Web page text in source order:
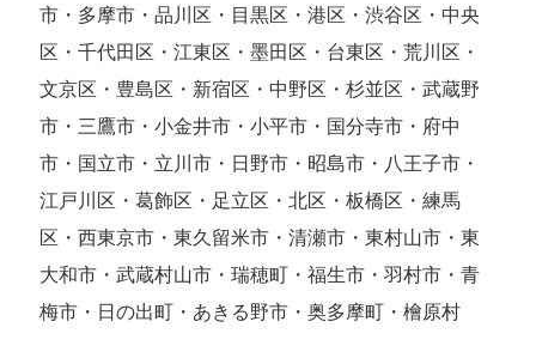
市・多摩市・品川区・目黒区・港区・渋谷区・中央
区・千代田区・江東区・墨田区・台東区・荒川区・
文京区・豊島区・新宿区・中野区・杉並区・武蔵野
市・三鷹市・小金井市・小平市・国分寺市・府中
市・国立市・立川市・日野市・昭島市・八王子市・
江戸川区・葛飾区・足立区・北区・板橋区・練馬
区・西東京市・東久留米市・清瀬市・東村山市・東
大和市・武蔵村山市・瑞穂町・福生市・羽村市・青
梅市・日の出町・あきる野市・奥多摩町・檜原村